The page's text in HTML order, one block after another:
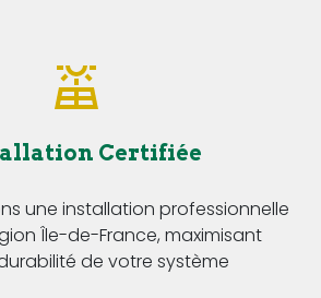
Certifiée
une installation professionnelle
Île-de-France, maximisant
de votre système